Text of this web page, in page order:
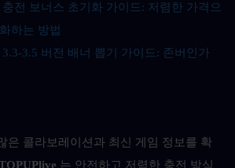
전 보너스 초기화 가이드: 저렴한 가격으
하는 방법
3.5 버전 배너 뽑기 가이드: 존버인가
은 콜라보레이션과 최신 게임 정보를 확
는 안전하고 저렴한 충전 방식